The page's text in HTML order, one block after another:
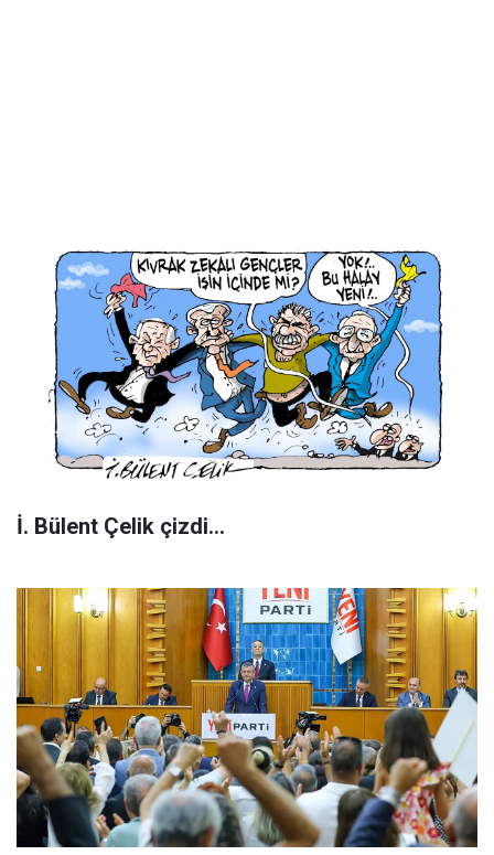
İ. Bülent Çelik çizdi...